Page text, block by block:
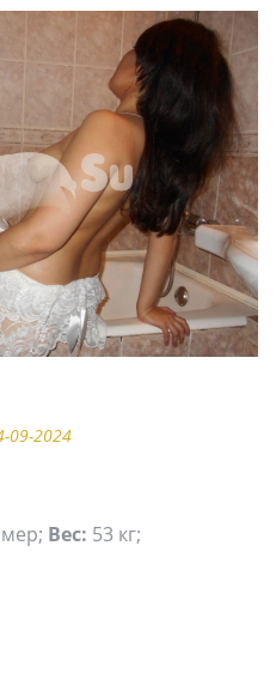
09-2024
Вес: 53 кг;